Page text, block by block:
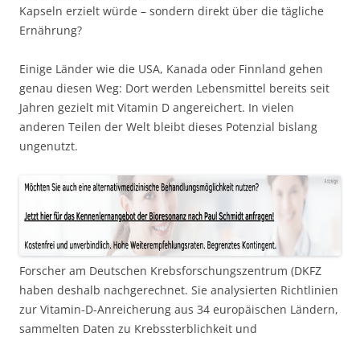
Kapseln erzielt würde – sondern direkt über die tägliche
Ernährung?
Einige Länder wie die USA, Kanada oder Finnland gehen
genau diesen Weg: Dort werden Lebensmittel bereits seit
Jahren gezielt mit Vitamin D angereichert. In vielen
anderen Teilen der Welt bleibt dieses Potenzial bislang
ungenutzt.
Forscher am Deutschen Krebsforschungszentrum (DKFZ
haben deshalb nachgerechnet. Sie analysierten Richtlinien
zur Vitamin-D-Anreicherung aus 34 europäischen Ländern,
sammelten Daten zu Krebssterblichkeit und